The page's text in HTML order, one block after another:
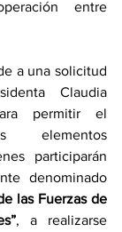
entre
a una solicitud
Claudia
permitir el
participarán
las Fuerzas de
, a realizarse